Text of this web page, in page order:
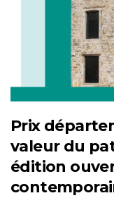
Prix
valeur du
édition